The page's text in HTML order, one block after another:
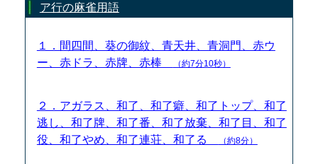
ア行の麻雀用語
１．間四間、葵の御紋、青天井、青洞門、赤ウ
ー、赤ドラ、赤牌、赤棒
（約7分10秒）
２．アガラス、和了、和了癖、和了トップ、和了
逃し、和了牌、和了番、和了放棄、和了目、和了
役、和了やめ、和了連荘、和了る
（約8分）